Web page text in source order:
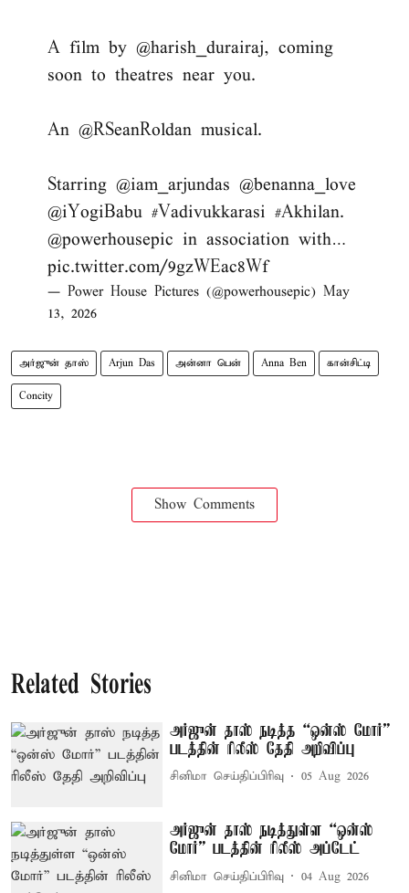
A film by @harish_durairaj, coming
soon to theatres near you.
An @RSeanRoldan musical.
Starring @iam_arjundas @benanna_love
@iYogiBabu #Vadivukkarasi #Akhilan.
@powerhousepic in association with…
pic.twitter.com/9gzWEac8Wf
— Power House Pictures (@powerhousepic) May
13, 2026
அர்ஜுன் தாஸ் Arjun Das அன்னா பென் Anna Ben கான்சிட்டி
Concity
Show Comments
Related Stories
அர்ஜுன் தாஸ் நடித்த “ஒன்ஸ் மோர்”
படத்தின் ரிலீஸ் தேதி அறிவிப்பு
சினிமா செய்திப்பிரிவு 05 Aug 2026
அர்ஜுன் தாஸ் நடித்துள்ள “ஒன்ஸ்
மோர்” படத்தின் ரிலீஸ் அப்டேட்
சினிமா செய்திப்பிரிவு 04 Aug 2026